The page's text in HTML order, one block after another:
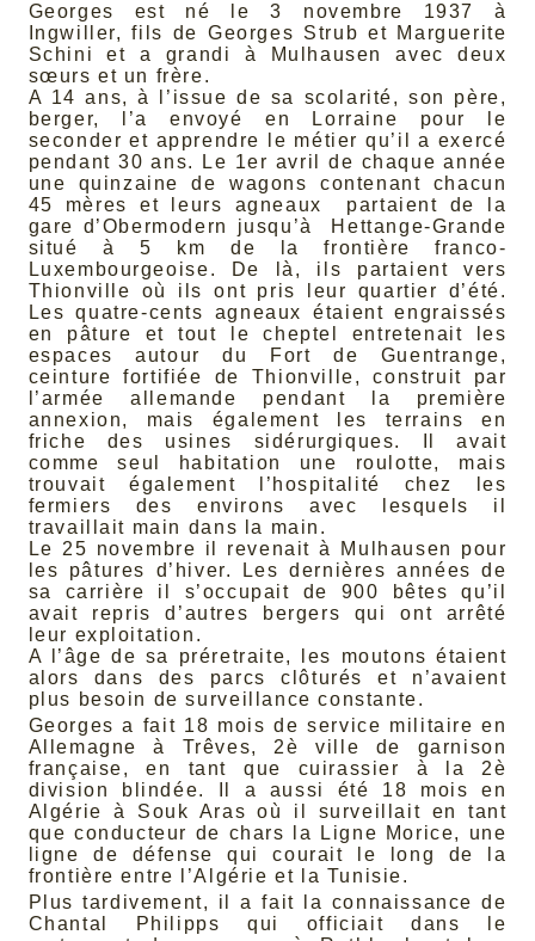
Georges est né le 3 novembre 1937 à
Ingwiller, fils de Georges Strub et Marguerite
Schini et a grandi à Mulhausen avec deux
sœurs et un frère.
A 14 ans, à l’issue de sa scolarité, son père,
berger, l’a envoyé en Lorraine pour le
seconder et apprendre le métier qu’il a exercé
pendant 30 ans. Le 1er avril de chaque année
une quinzaine de wagons contenant chacun
45 mères et leurs agneaux partaient de la
gare d’Obermodern jusqu’à Hettange-Grande
situé à 5 km de la frontière franco-
Luxembourgeoise. De là, ils partaient vers
Thionville où ils ont pris leur quartier d’été.
Les quatre-cents agneaux étaient engraissés
en pâture et tout le cheptel entretenait les
espaces autour du Fort de Guentrange,
ceinture fortifiée de Thionville, construit par
l’armée allemande pendant la première
annexion, mais également les terrains en
friche des usines sidérurgiques. Il avait
comme seul habitation une roulotte, mais
trouvait également l’hospitalité chez les
fermiers des environs avec lesquels il
travaillait main dans la main.
Le 25 novembre il revenait à Mulhausen pour
les pâtures d’hiver. Les dernières années de
sa carrière il s’occupait de 900 bêtes qu’il
avait repris d’autres bergers qui ont arrêté
leur exploitation.
A l’âge de sa préretraite, les moutons étaient
alors dans des parcs clôturés et n’avaient
plus besoin de surveillance constante.
Georges a fait 18 mois de service militaire en
Allemagne à Trêves, 2è ville de garnison
française, en tant que cuirassier à la 2è
division blindée. Il a aussi été 18 mois en
Algérie à Souk Aras où il surveillait en tant
que conducteur de chars la Ligne Morice, une
ligne de défense qui courait le long de la
frontière entre l’Algérie et la Tunisie.
Plus tardivement, il a fait la connaissance de
Chantal Philipps qui officiait dans le